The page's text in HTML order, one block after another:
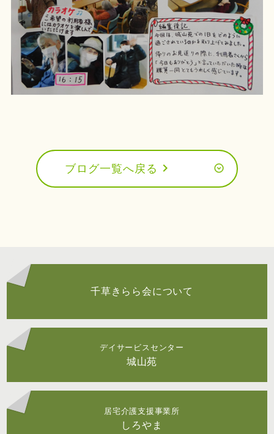
ブログ一覧へ戻る chevron_right
千草きらら会について
デイサービスセンター
城山苑
居宅介護支援事業所
しろやま